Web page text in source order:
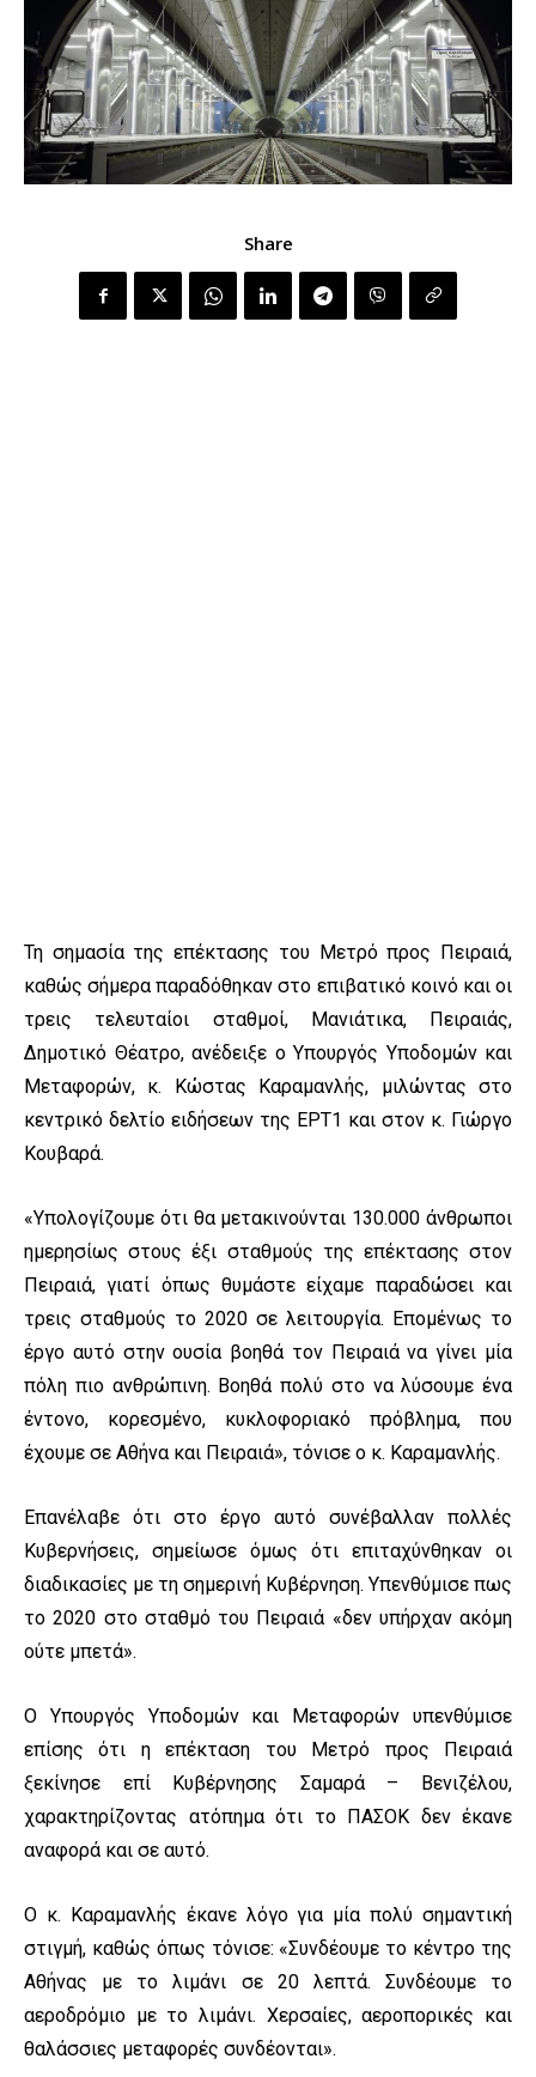
Share
Τη σημασία της επέκτασης του Μετρό προς Πειραιά,
καθώς σήμερα παραδόθηκαν στο επιβατικό κοινό και οι
τρεις τελευταίοι σταθμοί, Μανιάτικα, Πειραιάς,
Δημοτικό Θέατρο, ανέδειξε ο Υπουργός Υποδομών και
Μεταφορών, κ. Κώστας Καραμανλής, μιλώντας στο
κεντρικό δελτίο ειδήσεων της ΕΡΤ1 και στον κ. Γιώργο
Κουβαρά.
«Υπολογίζουμε ότι θα μετακινούνται 130.000 άνθρωποι
ημερησίως στους έξι σταθμούς της επέκτασης στον
Πειραιά, γιατί όπως θυμάστε είχαμε παραδώσει και
τρεις σταθμούς το 2020 σε λειτουργία. Επομένως το
έργο αυτό στην ουσία βοηθά τον Πειραιά να γίνει μία
πόλη πιο ανθρώπινη. Βοηθά πολύ στο να λύσουμε ένα
έντονο, κορεσμένο, κυκλοφοριακό πρόβλημα, που
έχουμε σε Αθήνα και Πειραιά», τόνισε ο κ. Καραμανλής.
Επανέλαβε ότι στο έργο αυτό συνέβαλλαν πολλές
Κυβερνήσεις, σημείωσε όμως ότι επιταχύνθηκαν οι
διαδικασίες με τη σημερινή Κυβέρνηση. Υπενθύμισε πως
το 2020 στο σταθμό του Πειραιά «δεν υπήρχαν ακόμη
ούτε μπετά».
Ο Υπουργός Υποδομών και Μεταφορών υπενθύμισε
επίσης ότι η επέκταση του Μετρό προς Πειραιά
ξεκίνησε επί Κυβέρνησης Σαμαρά – Βενιζέλου,
χαρακτηρίζοντας ατόπημα ότι το ΠΑΣΟΚ δεν έκανε
αναφορά και σε αυτό.
Ο κ. Καραμανλής έκανε λόγο για μία πολύ σημαντική
στιγμή, καθώς όπως τόνισε: «Συνδέουμε το κέντρο της
Αθήνας με το λιμάνι σε 20 λεπτά. Συνδέουμε το
αεροδρόμιο με το λιμάνι. Χερσαίες, αεροπορικές και
θαλάσσιες μεταφορές συνδέονται».